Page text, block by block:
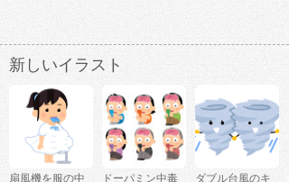
新しいイラスト
扇風機を服の中 ドーパミン中毒 ダブル台風のキ